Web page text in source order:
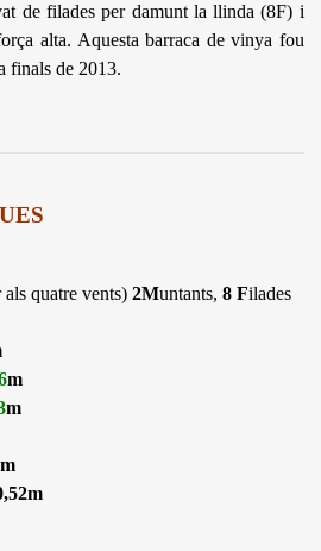
de filades per damunt la llinda (8F) i
alta. Aquesta barraca de vinya fou
finals de 2013.
als quatre vents)2Muntants,8 Filades
m
m